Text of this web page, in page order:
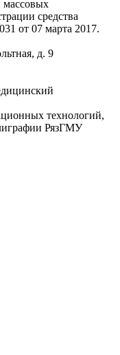
массовых
средства
от 07 марта 2017.
д. 9
технологий,
РязГМУ